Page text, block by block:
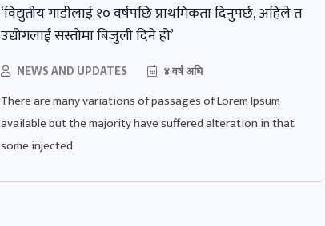
‘विद्युतीय गाडीलाई १० वर्षपछि प्राथमिकता दिनुपर्छ, अहिले त
उद्योगलाई सस्तोमा बिजुली दिने हो’
NEWS AND UPDATES ४ वर्ष अघि
There are many variations of passages of Lorem Ipsum
available but the majority have suffered alteration in that
some injected